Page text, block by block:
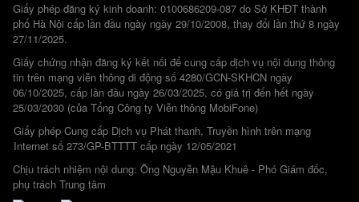
Giấy phép đăng ký kinh doanh: 0100686209-087 do Sở KHĐT thành
phố Hà Nội cấp lần đầu ngày ngày 29/10/2008, thay đổi lần thứ 8 ngày
27/11/2025.
Giấy chứng nhận đăng ký kết nối để cung cấp dịch vụ nội dung thông
tin trên mạng viễn thông di động số 4280/GCN-SKHCN ngày
06/10/2025, cấp lần đầu ngày 26/03/2025, có giá trị đến hết ngày
25/03/2030 (của Tổng Công ty Viễn thông MobiFone)
Giấy phép Cung cấp Dịch vụ Phát thanh, Truyền hình trên mạng
Internet số 273/GP-BTTTT cấp ngày 12/05/2021
Chịu trách nhiệm nội dung: Ông Nguyễn Mậu Khuê - Phó Giám đốc,
phụ trách Trung tâm